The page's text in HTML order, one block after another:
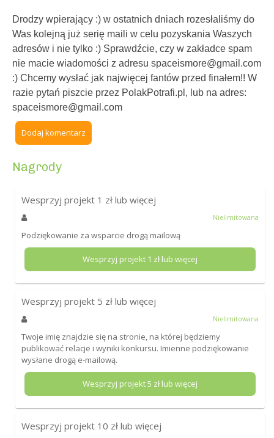
Drodzy wpierający :) w ostatnich dniach rozesłaliśmy do
Was kolejną już serię maili w celu pozyskania Waszych
adresów i nie tylko :) Sprawdźcie, czy w zakładce spam
nie macie wiadomości z adresu spaceismore@gmail.com
:) Chcemy wysłać jak najwięcej fantów przed finałem!! W
razie pytań piszcie przez PolakPotrafi.pl, lub na adres:
spaceismore@gmail.com
Dodaj komentarz
Nagrody
Wesprzyj projekt 1 zł lub więcej
Nielimitowana
Podziękowanie za wsparcie drogą mailową
Wesprzyj projekt 1 zł lub więcej
Wesprzyj projekt 5 zł lub więcej
Nielimitowana
Twoje imię znajdzie się na stronie, na której będziemy
publikować relacje i wyniki konkursu. Imienne podziękowanie
wysłane drogą e-mailową.
Wesprzyj projekt5 zł lub więcej
Wesprzyj projekt 10 zł lub więcej